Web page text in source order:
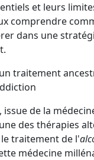
et leurs
comprendre
dans une
traitement
issue de la
des thérapies
traitement de l'
médecine